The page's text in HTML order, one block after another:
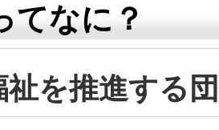
てなに？
祉を推進する